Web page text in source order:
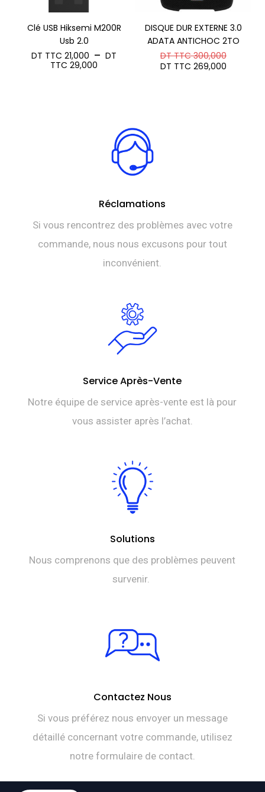
Clé USB Hiksemi M200R
Usb 2.0
DT TTC 21,000 – DT
TTC 29,000
TTC 29,000
DISQUE DUR EXTERNE 3.0
ADATA ANTICHOC 2TO
DT TTC300,000Le
prix
DT TTC 269,000Le
Réclamations
Si vous rencontrez des problèmes avec votre
commande, nous nous excusons pour tout
inconvénient.
Service Après-Vente
Notre équipe de service après-vente est là pour
vous assister après l’achat.
Solutions
Nous comprenons que des problèmes peuvent
survenir.
Contactez Nous
Si vous préférez nous envoyer un message
détaillé concernant votre commande, utilisez
notre formulaire de contact.